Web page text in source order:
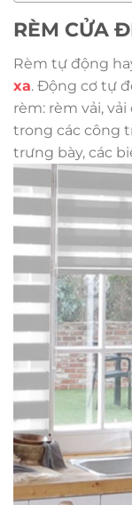
RÈM CỬA
Rèm tự động
xa. Động cơ tự
rèm: rèm vải,
trong các công
trưng bày, các